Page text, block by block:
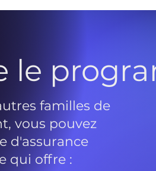
le
familles de
vous pouvez
d'assurance
qui offre :